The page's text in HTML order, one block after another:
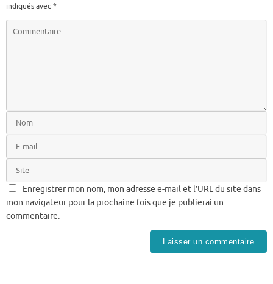
indiqués avec*
Enregistrer mon nom, mon adresse e-mail et l’URL du site dans
mon navigateur pour la prochaine fois que je publierai un
commentaire.